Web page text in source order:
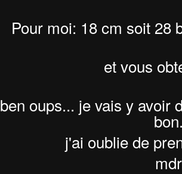
Pour moi: 18 cm soit 28
et vous
ben oups... je vais y avoir
j'ai oublie de